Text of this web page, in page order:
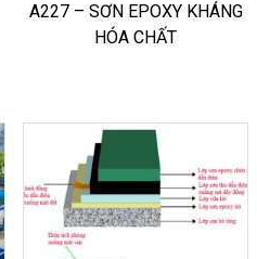
A227 – SƠN EPOXY KHÁNG
HÓA CHẤT